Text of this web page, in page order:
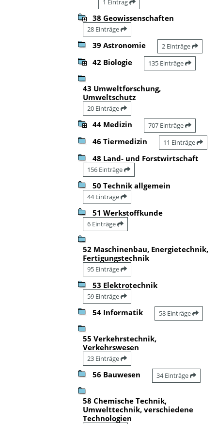
1 Eintrag
38 Geowissenschaften
28 Einträge
39 Astronomie 2 Einträge
42 Biologie 135 Einträge
43 Umweltforschung,
Umweltschutz
20 Einträge
44 Medizin 707 Einträge
46 Tiermedizin 11 Einträge
48 Land- und Forstwirtschaft
156 Einträge
50 Technik allgemein
44 Einträge
51 Werkstoffkunde
6 Einträge
52 Maschinenbau, Energietechnik,
Fertigungstechnik
95 Einträge
53 Elektrotechnik
59 Einträge
54 Informatik 58 Einträge
55 Verkehrstechnik,
Verkehrswesen
23 Einträge
56 Bauwesen 34 Einträge
58 Chemische Technik,
Umwelttechnik, verschiedene
Technologien